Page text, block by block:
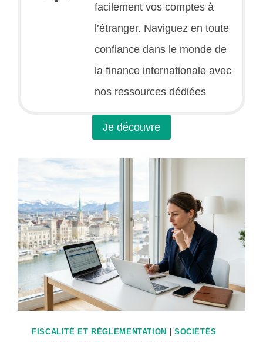
facilement vos comptes à
l’étranger. Naviguez en toute
confiance dans le monde de
la finance internationale avec
nos ressources dédiées
Je découvre
FISCALITÉ ET RÉGLEMENTATION
SOCIÉTÉS